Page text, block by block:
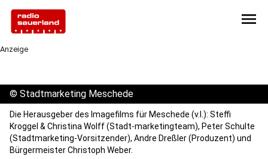
menu
Anzeige
© Stadtmarketing Meschede
Die Herausgeber des Imagefilms für Meschede (v.l.): Steffi
Kroggel & Christina Wolff (Stadt-marketingteam), Peter Schulte
(Stadtmarketing-Vorsitzender), Andre Dreßler (Produzent) und
Bürgermeister Christoph Weber.